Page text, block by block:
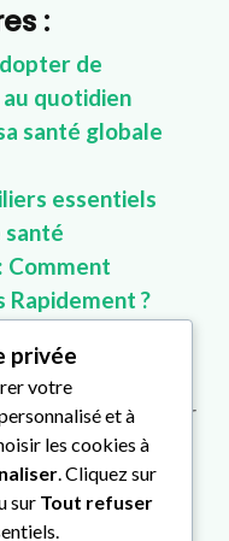
:
de
quotidien
santé globale
essentiels
Rapidement ?
le Calendrier
Facile à
privée
votre
et à
les cookies à
. Cliquez sur
sur Tout refuser